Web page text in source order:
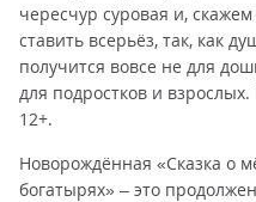
чересчур суровая и,
ставить всерьёз, так, как
получится вовсе не для
для подростков и
12+.
Новорождённая «Сказка о
богатырях» – это